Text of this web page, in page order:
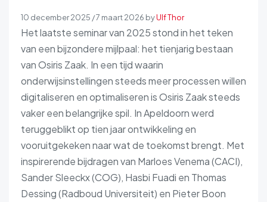
10 december 2025 /7 maart 2026 byUlf Thor
Het laatste seminar van 2025 stond in het teken
van een bijzondere mijlpaal: het tienjarig bestaan
van Osiris Zaak. In een tijd waarin
onderwijsinstellingen steeds meer processen willen
digitaliseren en optimaliseren is Osiris Zaak steeds
vaker een belangrijke spil. In Apeldoorn werd
teruggeblikt op tien jaar ontwikkeling en
vooruitgekeken naar wat de toekomst brengt. Met
inspirerende bijdragen van Marloes Venema (CACI),
Sander Sleeckx (COG), Hasbi Fuadi en Thomas
Dessing (Radboud Universiteit) en Pieter Boon